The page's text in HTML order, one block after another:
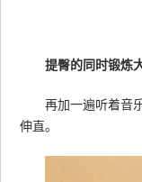
提臀的同时锻炼
再加一遍听着音乐
伸直。